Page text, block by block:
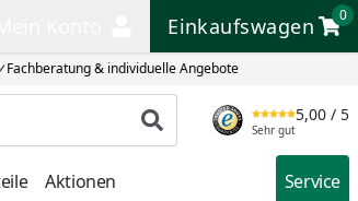
Fachberatung & individuelle Angebote
Einkaufswagen
0
Einkaufswagen
Produkt suchen
5,00 / 5
Sehr gut
Aktionen Service